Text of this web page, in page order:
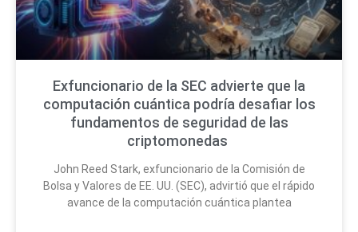
Exfuncionario de la SEC advierte que la
computación cuántica podría desafiar los
fundamentos de seguridad de las
criptomonedas
John Reed Stark, exfuncionario de la Comisión de
Bolsa y Valores de EE. UU. (SEC), advirtió que el rápido
avance de la computación cuántica plantea